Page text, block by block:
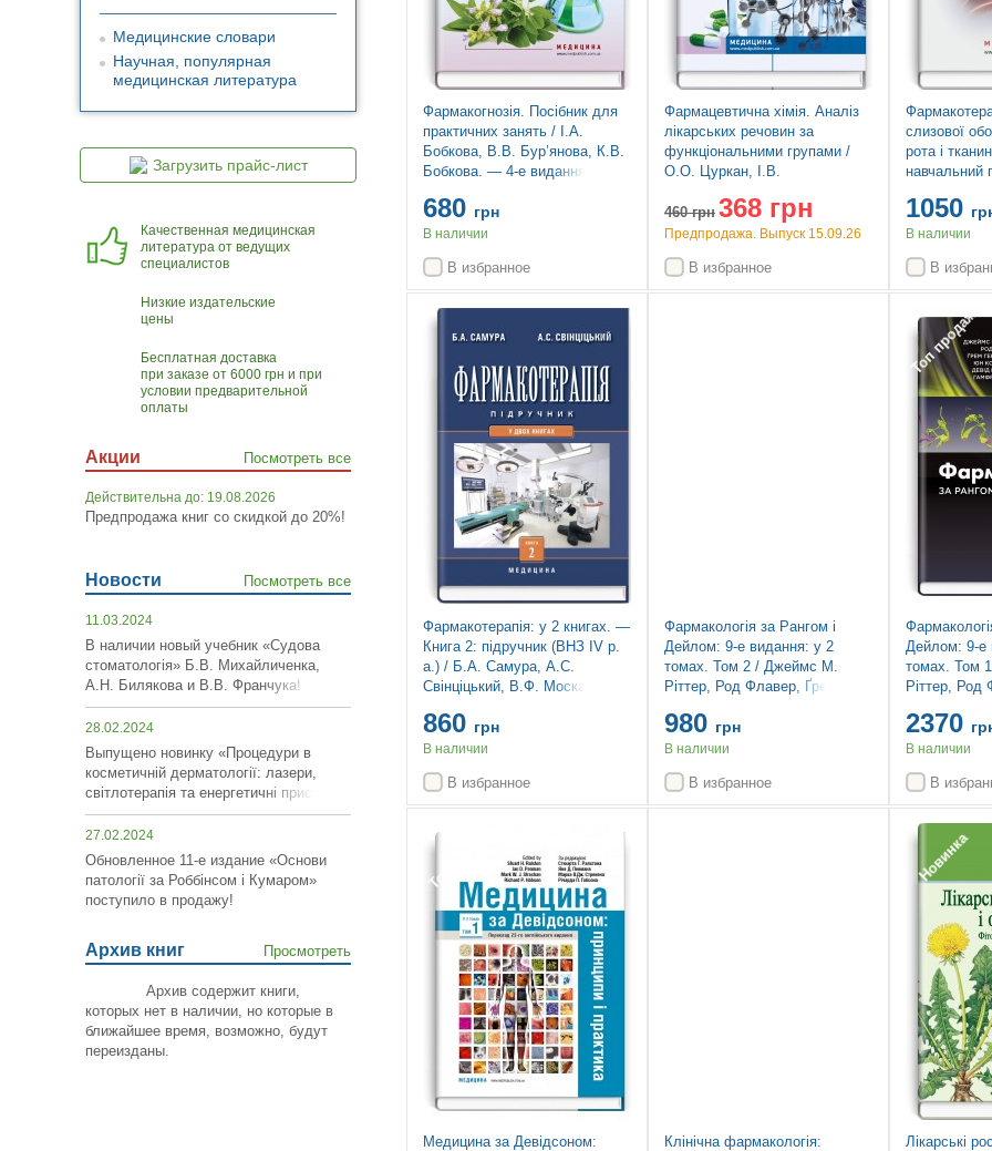
Фармакогнозія. Посібник для
практичних занять / І.А.
Бобкова, В.В. Бур’янова, К.В.
Бобкова. — 4-е видання
680 грн
В наличии
В избранное
Фармацевтична хімія. Аналіз
лікарських речовин за
функціональними групами /
О.О. Цуркан, І.В.
Глушаченко. — 4-е видання
460грн 368 грн
Предпродажа. Выпуск 15.09.26
В избранное
слизової
рота і
навчальний
ін.; за ред.
1050
В наличии
В
Фармакотерапія: у 2 книгах. —
Книга 2: підручник (ВНЗ IV р.
а.) / Б.А. Самура, А.С.
Свінціцький, В.Ф. Москаленко
допов.
860 грн
В наличии
В избранное
Фармакологія за Рангом і
Дейлом: 9-е видання: у 2
томах. Том 2 / Джеймс М.
Ріттер, Род Флавер, Ґрем
Девід Мак’юен, Гамфрі П.
Ранг
980 грн
В наличии
В избранное
Топ продаж
Дейлом: 9-е
томах. Том
Ріттер, Род
Девід
Ранг
2370
В наличии
В
Топ продаж
Медицина за Девідсоном:
Клінічна фармакологія:
Новинка
Лікарські
Медицинские словари
Научная, популярная
медицинская литература
Загрузить прайс-лист
Качественная медицинская
литература от ведущих
специалистов
Низкие издательские
цены
Бесплатная доставка
при заказе от 6000 грн и при
условии предварительной
оплаты
Акции Посмотреть все
Действительна до: 19.08.2026
Предпродажа книг со скидкой до 20%!
Новости Посмотреть все
11.03.2024
В наличии новый учебник «Судова
стоматологія» Б.В. Михайличенка,
А.Н. Билякова и В.В. Франчука!
28.02.2024
Выпущено новинку «Процедури в
косметичній дерматології: лазери,
світлотерапія та енергетичні пристрої»!
27.02.2024
Обновленное 11-е издание «Основи
патології за Роббінсом і Кумаром»
поступило в продажу!
Архив книг Просмотреть
Архив содержит книги,
которых нет в наличии, но которые в
ближайшее время, возможно, будут
переизданы.